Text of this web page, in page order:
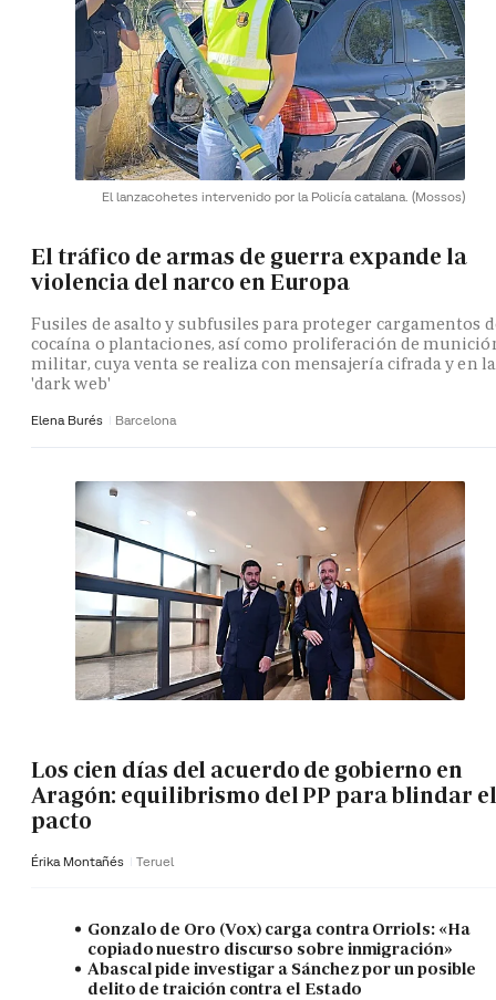
El lanzacohetes intervenido por la Policía catalana. (Mossos)
El tráfico de armas de guerra expande la
violencia del narco en Europa
Fusiles de asalto y subfusiles para proteger cargamentos
cocaína o plantaciones, así como proliferación de
militar, cuya venta se realiza con mensajería cifrada y en la
'dark web'
Elena Burés Barcelona
Los cien días del acuerdo de gobierno en
Aragón: equilibrismo del PP para blindar el
pacto
Érika Montañés Teruel
Gonzalo de Oro (Vox) carga contra Orriols: «Ha
copiado nuestro discurso sobre inmigración»
Abascal pide investigar a Sánchez por un posible
delito de traición contra el Estado